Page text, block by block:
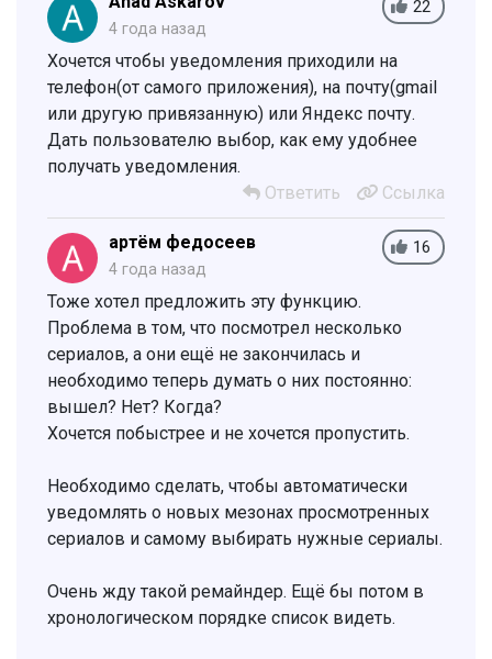
22
4 года назад
Хочется чтобы уведомления приходили на
телефон(от самого приложения), на почту(gmail
или другую привязанную) или Яндекс почту.
Дать пользователю выбор, как ему удобнее
получать уведомления.
Ответить
Ссылка
16
артём федосеев
4 года назад
Тоже хотел предложить эту функцию.
Проблема в том, что посмотрел несколько
сериалов, а они ещё не закончилась и
необходимо теперь думать о них постоянно:
вышел? Нет? Когда?
Хочется побыстрее и не хочется пропустить.
Необходимо сделать, чтобы автоматически
уведомлять о новых мезонах просмотренных
сериалов и самому выбирать нужные сериалы.
Очень жду такой ремайндер. Ещё бы потом в
хронологическом порядке список видеть.